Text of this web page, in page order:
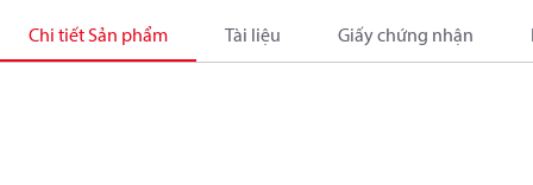
Chi tiết Sản phẩm Tài liệu Giấy chứng nhận